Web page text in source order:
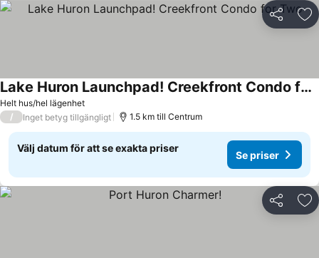
Dela
Helt hus/hel lägenhet
Lake Huron Launchpad! Creekfront Condo for Two
/ Inget betyg tillgängligt 1.5 km till Centrum
Välj datum för att se exakta priser
Se priser
Dela